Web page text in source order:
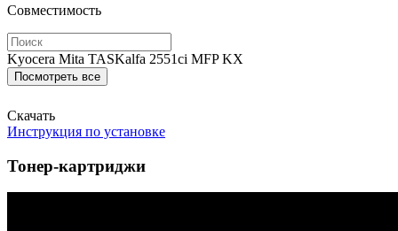
Совместимость
Kyocera Mita TASKalfa 2551ci MFP KX
Посмотреть все
Скачать
Инструкция по установке
Тонер-картриджи